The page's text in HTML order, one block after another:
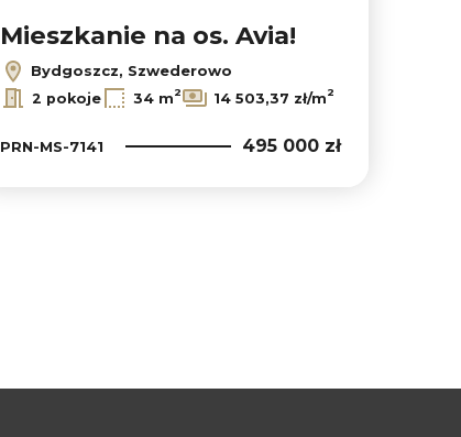
Mieszkanie na os. Avia!
Bydgoszcz, Szwederowo
2 pokoje 34 m2 14 503,37 zł/m2
PRN-MS-7141 495 000 zł